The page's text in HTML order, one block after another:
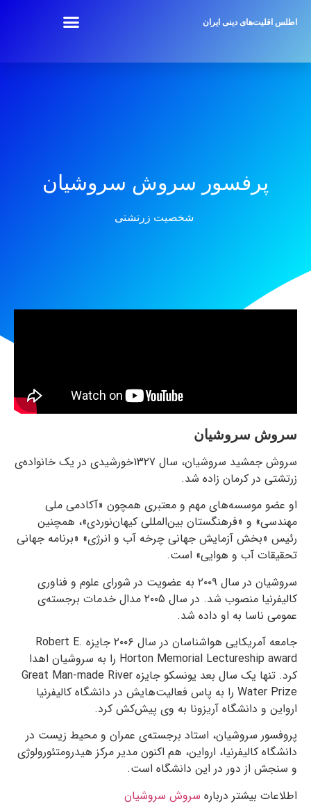
اطلس اقلیت‌های دینی ایران
پرفسور سروش سروشیان
شخصیت زرتشتی
سروش سروشیان
سروش جمشید سروشیان، سال ۱۳۲۷خورشیدی در یک خانواده‌ی
زرتشتی در کرمان زاده شد.
او عضو موسسه‌‌های مهم و معتبری همچون «آکادمی ملی
مهندسی» و «فرهنگستان بین‌المللی کیهان‌نوردی»، همچنین
رئیس «بخش آزمایش جهانی چرخه آب و انرژی» «برنامه جهانی
تحقیقات آب و هوایی» است.
سروشیان در سال ۲۰۰۹ به عضویت در شورای علوم و فناوری
کالیفرنیا منصوب شد. در سال ۲۰۰۵ مدال خدمات برجسته‌ی
عمومی ناسا به او داده شد.
جامعه آمریکایی هواشناسان در سال ۲۰۰۶ جایزه Robert E.
Horton Memorial Lectureship award را به سروشیان اهدا
کرد. تنها یک سال بعد یونسکو جایزه Great Man-made River
Water Prize را به پاس فعالیت‌هایش در دانشگاه کالیفرنیا
ارواین و دانشگاه آریزونا به وی پیش‌کش کرد.
پروفسور سروشیان، استاد برجسته‌ی عمران و محیط زیست در
دانشگاه کالیفرنیا، ارواین، هم اکنون مدیر مرکز هیدرومتئورولوژی
و سنجش از دور در این دانشگاه است.
اطلاعات بیشتر درباره سروش سروشیان